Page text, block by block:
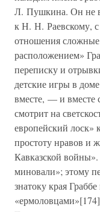
Л. Пушкина. Он не
к Н. Н. Раевскому, с
отношения
расположением»
переписку и
детские игры в
вместе, — и вместе
смотрит на
европейский лоск»
простоту нравов и
Кавказской войны».
миновали»; этому
знатоку края